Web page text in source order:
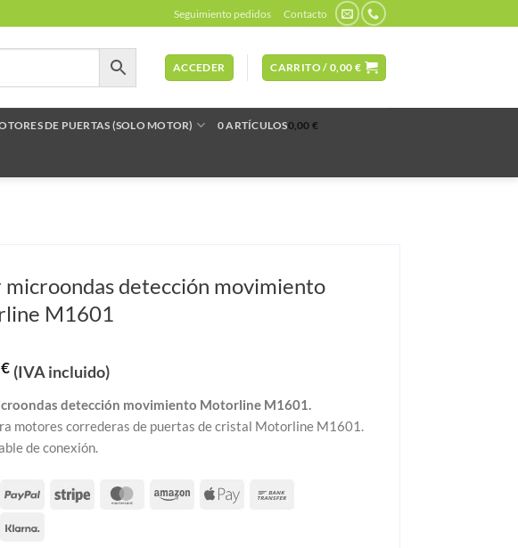
Seguimiento pedidos Contacto
ACCEDER CARRITO / 0,00 €
DE PUERTAS (SOLO MOTOR) 0 ARTÍCULOS0,00 €
microondas detección movimiento
M1601
€ (IVA incluido)
detección movimiento Motorline M1601.
motores correderas de puertas de cristal Motorline M1601.
de conexión.